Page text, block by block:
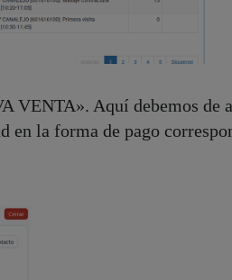
VENTA». Aquí debemos de
en la forma de pago